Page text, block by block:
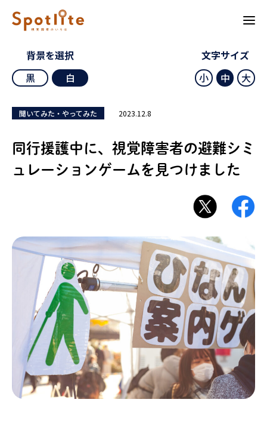
背景を選択
黒
白
文字サイズ
小
中 大
聞いてみた・やってみた 2023.12.8
同行援護中に、視覚障害者の避難シミ
ュレーションゲームを見つけました